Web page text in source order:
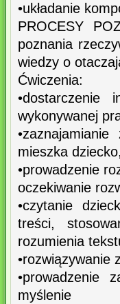
•układanie
PROCESY
poznania
wiedzy o
Ćwiczenia:
•dostarczenie
wykonywanej
mieszka
•prowadzenie
oczekiwanie
•czytanie
treści,
rozumienia
•rozwiązywanie
•prowadzenie
myślenie